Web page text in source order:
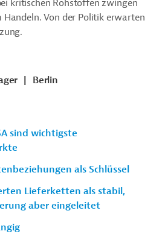
kritischen Rohstoffen zwingen
Handeln. Von der Politik erwarten
Berlin
sind wichtigste
als Schlüssel
Lieferketten als stabil,
aber eingeleitet